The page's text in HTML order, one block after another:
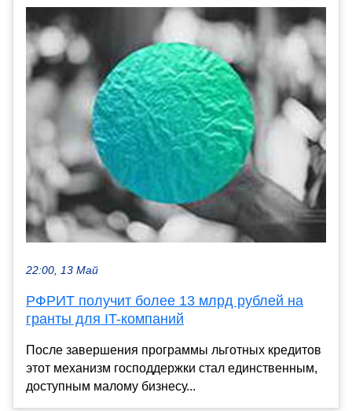
22:00, 13 Май
РФРИТ получит более 13 млрд рублей на
гранты для IT-компаний
После завершения программы льготных кредитов
этот механизм господдержки стал единственным,
доступным малому бизнесу...